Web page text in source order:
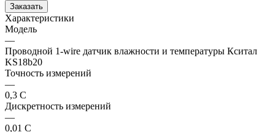
Заказать
Характеристики
Модель
—
Проводной 1-wire датчик влажности и температуры Кситал
KS18b20
Точность измерений
—
0,3 С
Дискретность измерений
—
0,01 С